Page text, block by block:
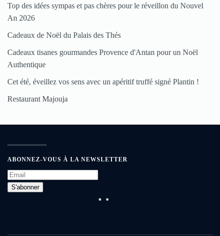
Top des idées sympas et pas chères pour le réveillon du Nouvel
An 2026
Cadeaux de Noël du Palais des Thés
Cadeaux tisanes gourmandes Provence d'Antan pour un Noël
Authentique
Cet été, éveillez vos sens avec un apéritif truffé signé Plantin !
Restaurant Majouja
ABONNEZ-VOUS À LA NEWSLETTER
S'abonner